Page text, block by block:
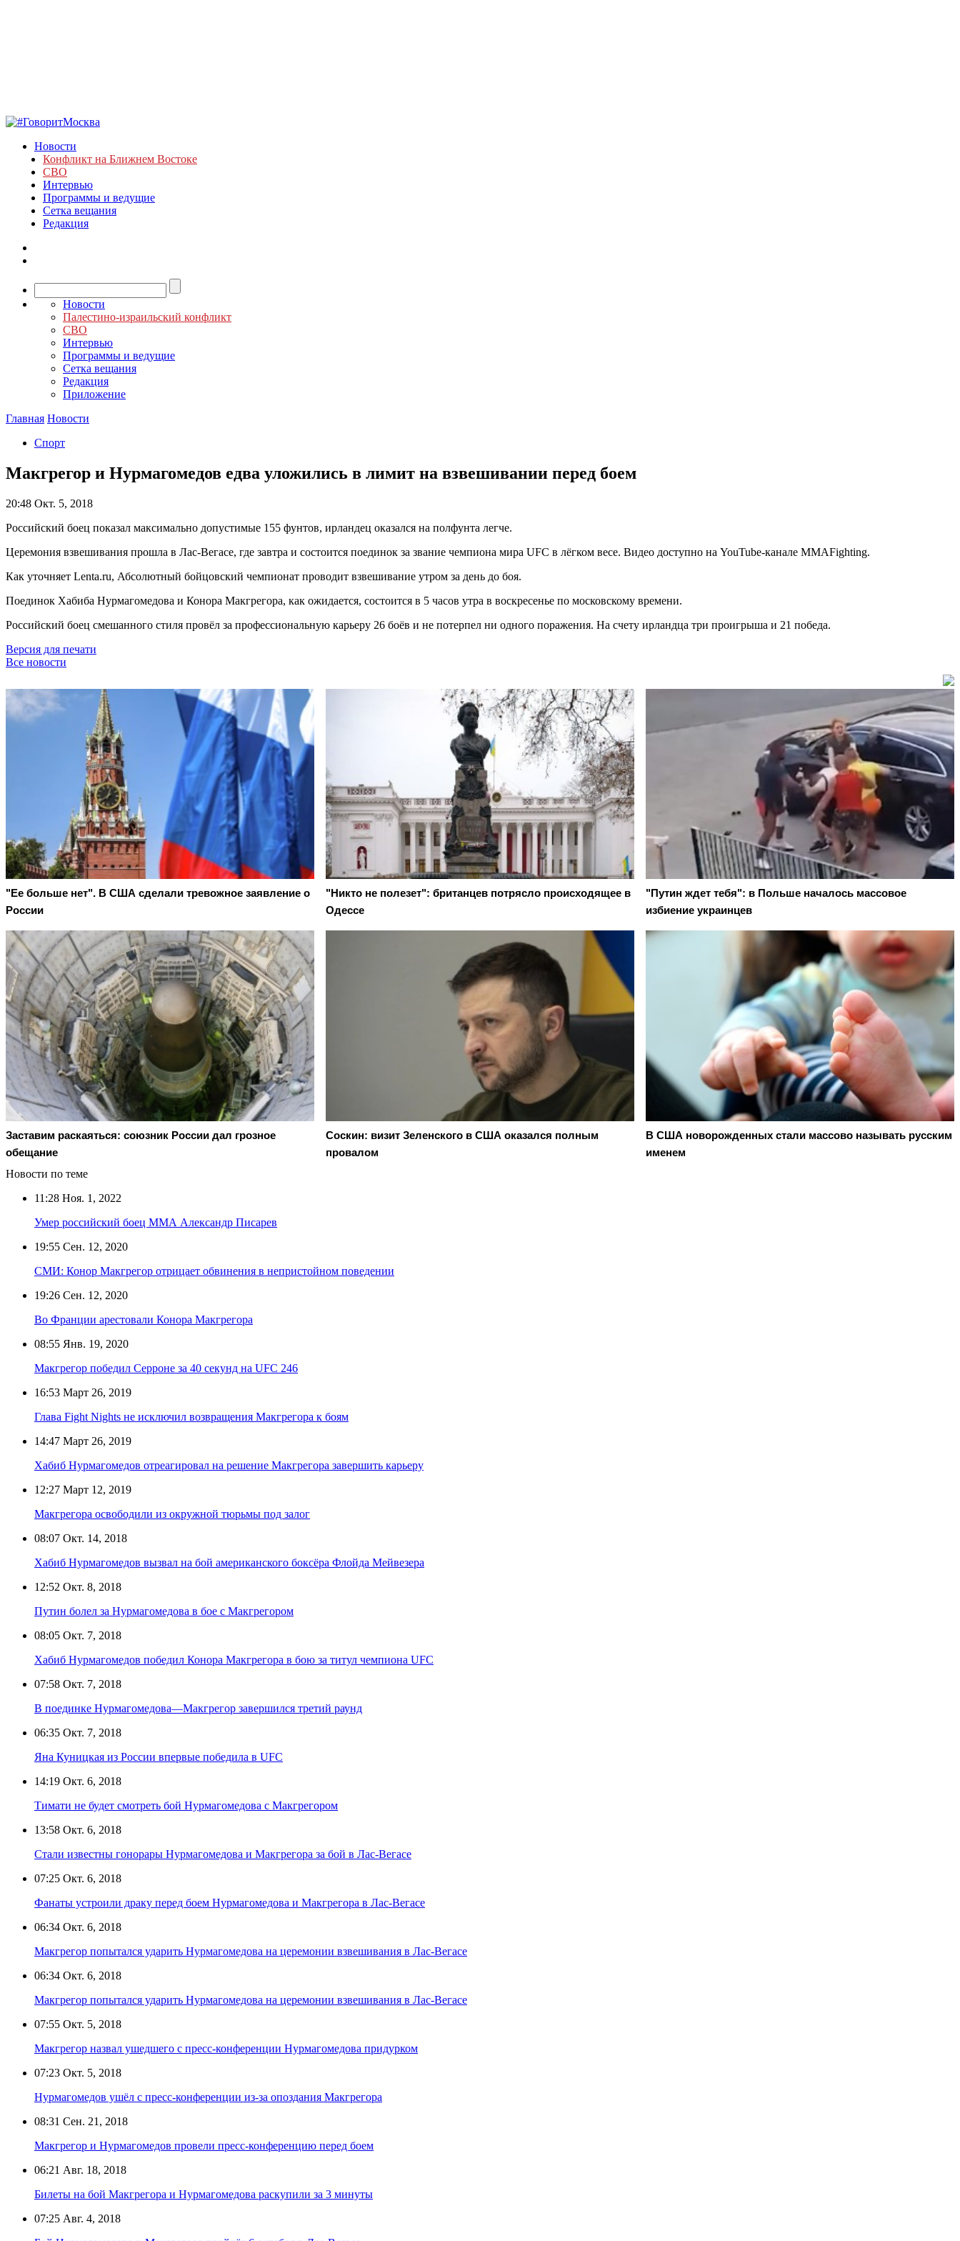
Новости
Конфликт на Ближнем Востоке
СВО
Интервью
Программы и ведущие
Сетка вещания
Редакция
Новости
Палестино-израильский конфликт
СВО
Интервью
Программы и ведущие
Сетка вещания
Редакция
Приложение
Главная Новости
Спорт
Макгрегор и Нурмагомедов едва уложились в лимит на взвешивании перед боем
20:48 Окт. 5, 2018
Российский боец показал максимально допустимые 155 фунтов, ирландец оказался на полфунта легче.
Церемония взвешивания прошла в Лас-Вегасе, где завтра и состоится поединок за звание чемпиона мира UFC в лёгком весе. Видео доступно на YouTube-канале MMAFighting.
Как уточняет Lenta.ru, Абсолютный бойцовский чемпионат проводит взвешивание утром за день до боя.
Поединок Хабиба Нурмагомедова и Конора Макгрегора, как ожидается, состоится в 5 часов утра в воскресенье по московскому времени.
Российский боец смешанного стиля провёл за профессиональную карьеру 26 боёв и не потерпел ни одного поражения. На счету ирландца три проигрыша и 21 победа.
Версия для печати
Все новости
"Ее больше нет". В США сделали тревожное заявление о
России
"Никто не полезет": британцев потрясло происходящее в
Одессе
"Путин ждет тебя": в Польше началось массовое
избиение украинцев
Заставим раскаяться: союзник России дал грозное
обещание
Соскин: визит Зеленского в США оказался полным
провалом
В США новорожденных стали массово называть русским
именем
Новости по теме
11:28 Ноя. 1, 2022
Умер российский боец ММА Александр Писарев
19:55 Сен. 12, 2020
СМИ: Конор Макгрегор отрицает обвинения в непристойном поведении
19:26 Сен. 12, 2020
Во Франции арестовали Конора Макгрегора
08:55 Янв. 19, 2020
Макгрегор победил Серроне за 40 секунд на UFC 246
16:53 Март 26, 2019
Глава Fight Nights не исключил возвращения Макгрегора к боям
14:47 Март 26, 2019
Хабиб Нурмагомедов отреагировал на решение Макгрегора завершить карьеру
12:27 Март 12, 2019
Макгрегора освободили из окружной тюрьмы под залог
08:07 Окт. 14, 2018
Хабиб Нурмагомедов вызвал на бой американского боксёра Флойда Мейвезера
12:52 Окт. 8, 2018
Путин болел за Нурмагомедова в бое с Макгрегором
08:05 Окт. 7, 2018
Хабиб Нурмагомедов победил Конора Макгрегора в бою за титул чемпиона UFC
07:58 Окт. 7, 2018
В поединке Нурмагомедова—Макгрегор завершился третий раунд
06:35 Окт. 7, 2018
Яна Куницкая из России впервые победила в UFC
14:19 Окт. 6, 2018
Тимати не будет смотреть бой Нурмагомедова с Макгрегором
13:58 Окт. 6, 2018
Стали известны гонорары Нурмагомедова и Макгрегора за бой в Лас-Вегасе
07:25 Окт. 6, 2018
Фанаты устроили драку перед боем Нурмагомедова и Макгрегора в Лас-Вегасе
06:34 Окт. 6, 2018
Макгрегор попытался ударить Нурмагомедова на церемонии взвешивания в Лас-Вегасе
06:34 Окт. 6, 2018
Макгрегор попытался ударить Нурмагомедова на церемонии взвешивания в Лас-Вегасе
07:55 Окт. 5, 2018
Макгрегор назвал ушедшего с пресс-конференции Нурмагомедова придурком
07:23 Окт. 5, 2018
Нурмагомедов ушёл с пресс-конференции из-за опоздания Макгрегора
08:31 Сен. 21, 2018
Макгрегор и Нурмагомедов провели пресс-конференцию перед боем
06:21 Авг. 18, 2018
Билеты на бой Макгрегора и Нурмагомедова раскупили за 3 минуты
07:25 Авг. 4, 2018